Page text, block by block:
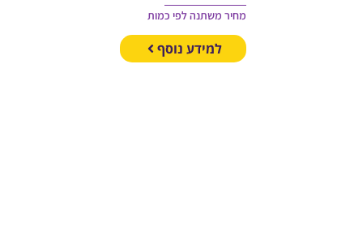
מחיר משתנה לפי כמות
למידע נוסף